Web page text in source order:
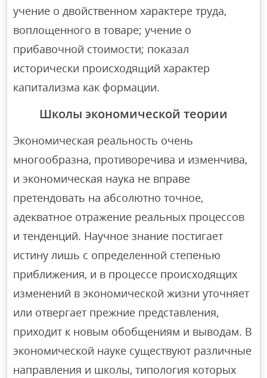
учение о двойственном характере труда,
воплощенного в товаре; учение о
прибавочной стоимости; показал
исторически происходящий характер
капитализма как формации.
Школы экономической теории
Экономическая реальность очень
многообразна, противоречива и изменчива,
и экономическая наука не вправе
претендовать на абсолютно точное,
адекватное отражение реальных процессов
и тенденций. Научное знание постигает
истину лишь с определенной степенью
приближения, и в процессе происходящих
изменений в экономической жизни уточняет
или отвергает прежние представления,
приходит к новым обобщениям и выводам. В
экономической науке существуют различные
направления и школы, типология которых